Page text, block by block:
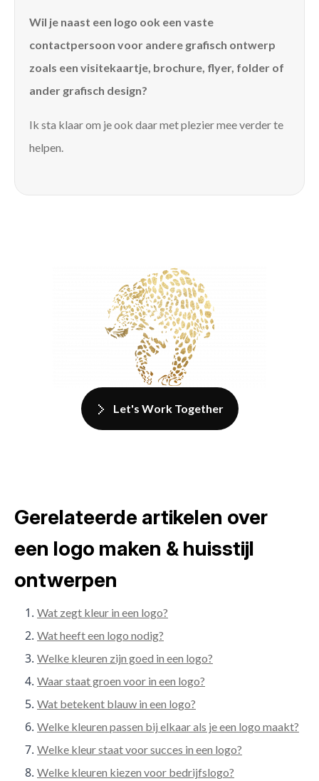
Wil je naast een logo ook een vaste
contactpersoon voor andere grafisch ontwerp
zoals een visitekaartje, brochure, flyer, folder of
ander grafisch design?
Ik sta klaar om je ook daar met plezier mee verder te
helpen.
Let's Work Together
Gerelateerde artikelen over
een logo maken & huisstijl
ontwerpen
Wat zegt kleur in een logo?
Wat heeft een logo nodig?
Welke kleuren zijn goed in een logo?
Waar staat groen voor in een logo?
Wat betekent blauw in een logo?
Welke kleuren passen bij elkaar als je een logo maakt?
Welke kleur staat voor succes in een logo?
Welke kleuren kiezen voor bedrijfslogo?